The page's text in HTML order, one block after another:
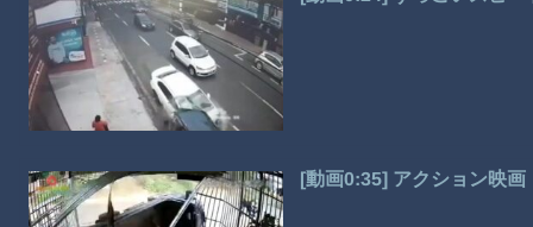
[動画0:35] アクション映